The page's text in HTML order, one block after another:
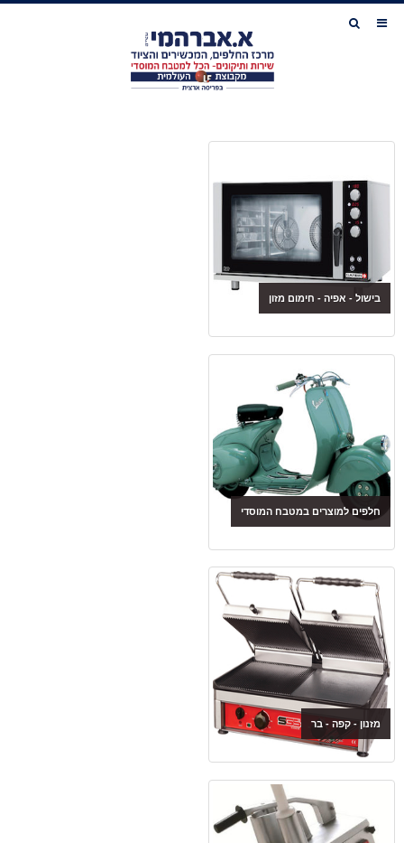
בישול - אפיה - חימום מזון
חלפים למוצרים במטבח המוסדי
מזנון - קפה - בר